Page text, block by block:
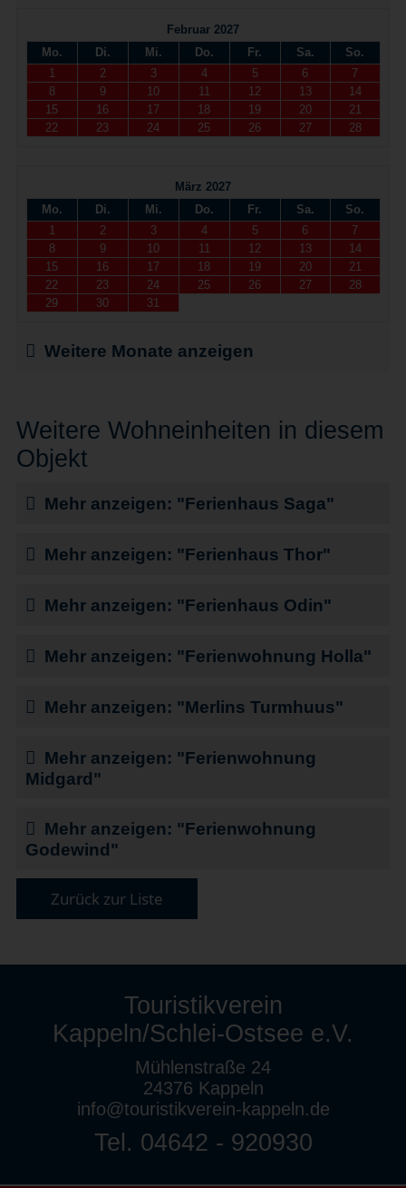
Februar 2027
Mo.
Di. Mi. Do. Fr. Sa.
So.
1
2 3 4 5 6
7
8
9 10 11 12 13
14
15
16 17 18 19 20
21
22
23 24 25 26 27 28
März 2027
Mo.
Di. Mi. Do. Fr. Sa.
So.
1
2 3 4 5 6
7
8
9 10 11 12 13
14
15
16 17 18 19 20
21
22
23 24 25 26 27
28
29
30 31
Weitere Monate anzeigen
Weitere Wohneinheiten in diesem
Objekt
Mehr anzeigen: "Ferienhaus Saga"
Mehr anzeigen: "Ferienhaus Thor"
Mehr anzeigen: "Ferienhaus Odin"
Mehr anzeigen: "Ferienwohnung Holla"
Mehr anzeigen: "Merlins Turmhuus"
Mehr anzeigen: "Ferienwohnung
Midgard"
Mehr anzeigen: "Ferienwohnung
Godewind"
Zurück zur Liste
Touristikverein
Kappeln/Schlei-Ostsee e.V.
Mühlenstraße 24
24376 Kappeln
info@touristikverein-kappeln.de
Tel. 04642 - 920930